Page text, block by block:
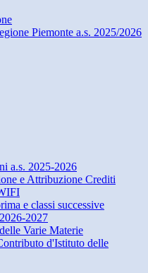
Piemonte a.s. 2025/2026
a.s. 2025-2026
e Attribuzione Crediti
e classi successive
2027
Varie Materie
d'Istituto delle